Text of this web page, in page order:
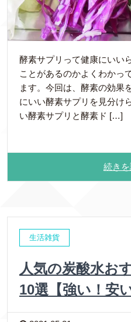
酵素サプリって健康にいい
ことがあるのかよくわかっ
ます。今回は、酵素の効果
にいい酵素サプリを見分け
い酵素サプリと酵素ド […]
続き
生活雑貨
人気の炭酸水お
10選【強い！安